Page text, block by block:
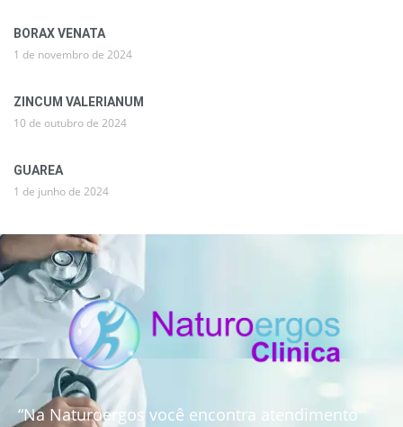
BORAX VENATA
1 de novembro de 2024
ZINCUM VALERIANUM
10 de outubro de 2024
GUAREA
1 de junho de 2024
“Na Naturoergos você encontra atendimento